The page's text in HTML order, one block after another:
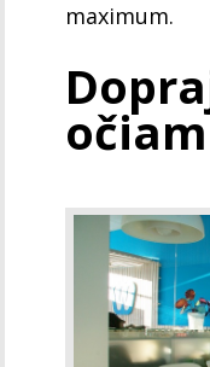
maximum.